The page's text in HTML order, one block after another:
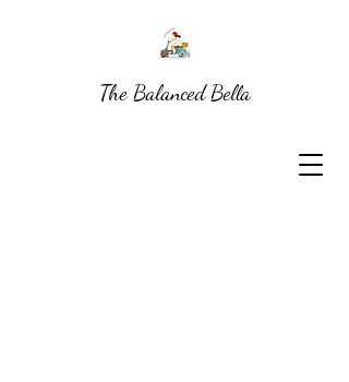
The Balanced Bella